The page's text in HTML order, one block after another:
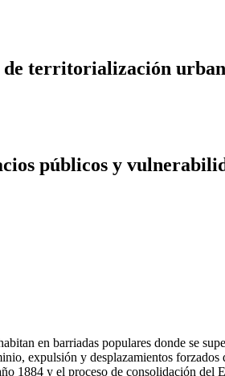
territorialización
públicos y
en barriadas populares donde se
expulsión y desplazamientos
1884 y el proceso de consolidación